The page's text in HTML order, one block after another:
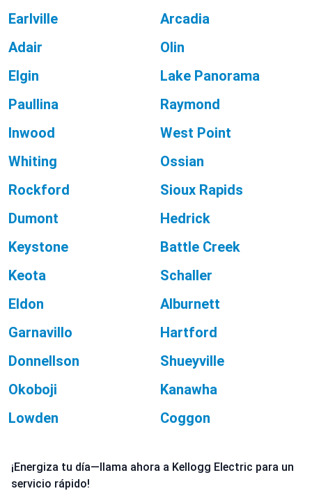
Earlville
Arcadia
Adair
Olin
Elgin
Lake Panorama
Paullina
Raymond
Inwood
West Point
Whiting
Ossian
Rockford
Sioux Rapids
Dumont
Hedrick
Keystone
Battle Creek
Keota
Schaller
Eldon
Alburnett
Garnavillo
Hartford
Donnellson
Shueyville
Okoboji
Kanawha
Lowden
Coggon
¡Energiza tu día—llama ahora a Kellogg Electric para un
servicio rápido!